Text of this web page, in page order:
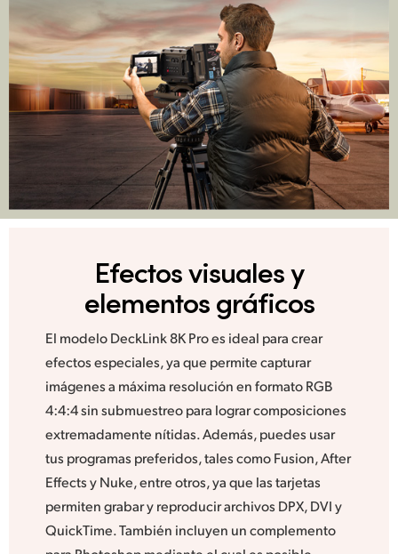
Efectosvisuales y
elementos gráficos
El modelo DeckLink 8K Pro es ideal para crear
efectos especiales, ya que permite capturar
imágenes a máxima resolución en formato RGB
4:4:4 sin submuestreo para lograr composiciones
extremadamente nítidas. Además, puedes usar
tus programas preferidos, tales como Fusion, After
Effects y Nuke, entre otros, ya que las tarjetas
permiten grabar y reproducir archivos DPX, DVI y
QuickTime. También incluyen un complemento